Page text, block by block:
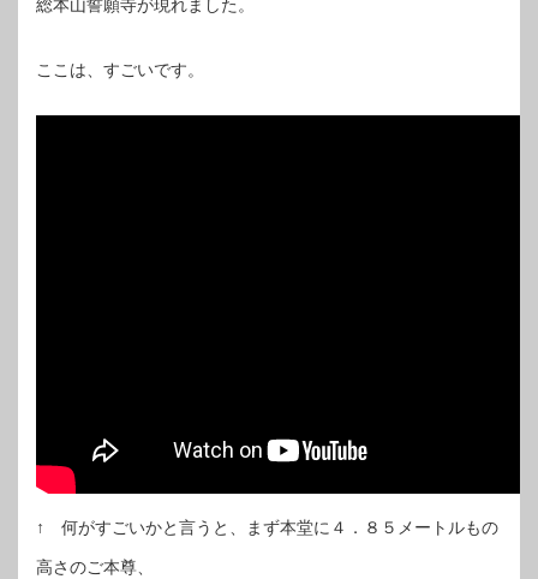
総本山誓願寺が現れました。
ここは、すごいです。
↑ 何がすごいかと言うと、まず本堂に４．８５メートルもの
高さのご本尊、